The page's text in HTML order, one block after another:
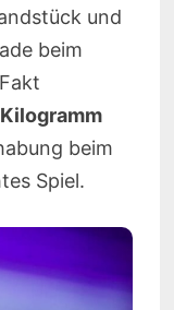
und
beim
beim
Spiel.